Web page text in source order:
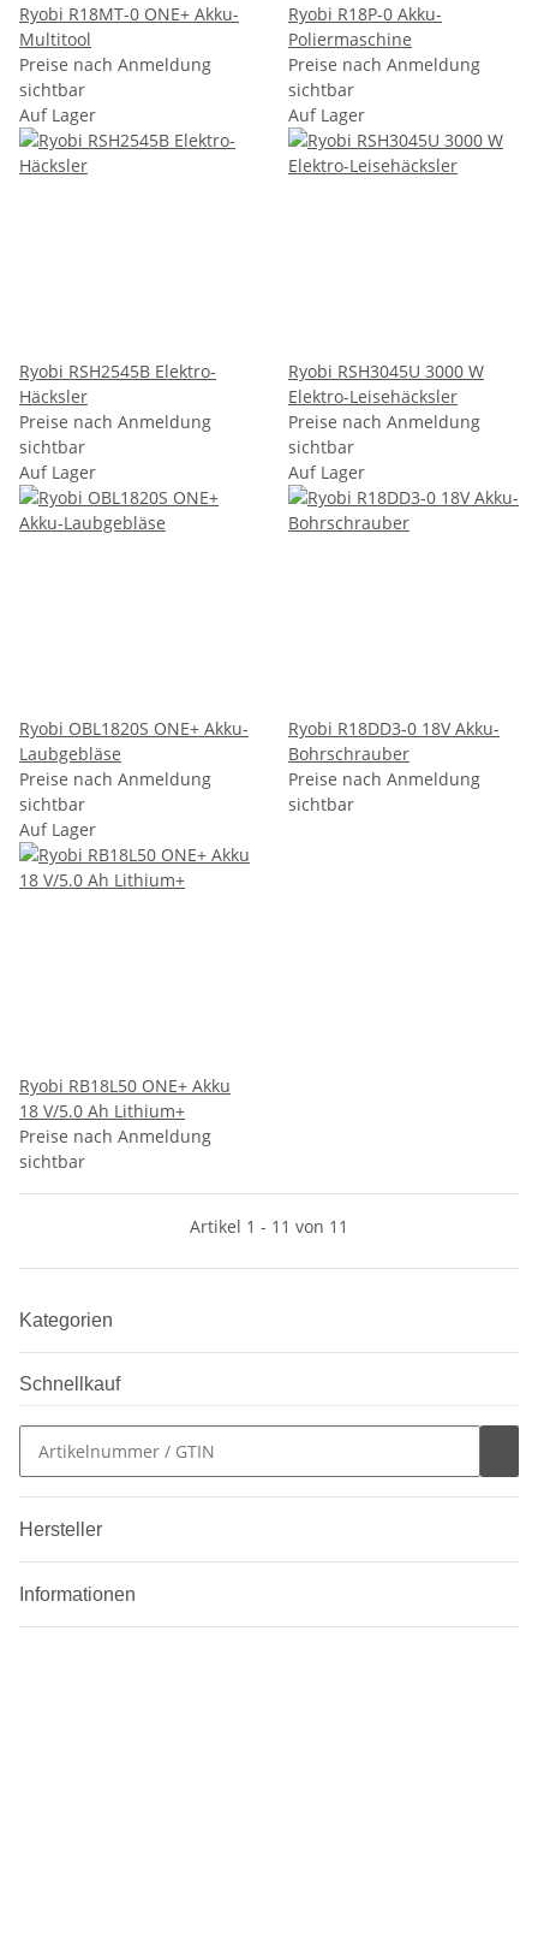
Ryobi R18MT-0 ONE+ Akku-
Multitool
Preise nach Anmeldung
sichtbar
Ryobi R18P-0 Akku-
Poliermaschine
Preise nach Anmeldung
sichtbar
Auf Lager
Ryobi RSH2545B Elektro-
Häcksler
Preise nach Anmeldung
sichtbar
Auf Lager
Ryobi RSH3045U 3000 W
Elektro-Leisehäcksler
Preise nach Anmeldung
sichtbar
Auf Lager
Ryobi OBL1820S ONE+ Akku-
Laubgebläse
Preise nach Anmeldung
sichtbar
Auf Lager
Ryobi R18DD3-0 18V Akku-
Bohrschrauber
Preise nach Anmeldung
sichtbar
Auf Lager
Ryobi RB18L50 ONE+ Akku
18 V/5.0 Ah Lithium+
Preise nach Anmeldung
sichtbar
Artikel 1 - 11 von 11
Kategorien
Schnellkauf
Hersteller
Informationen